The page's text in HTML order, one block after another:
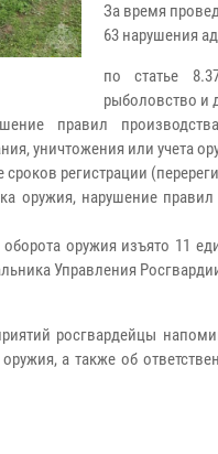
За время
63 нарушения
по статье
рыболовство и
правил
уничтожения или учета
регистрации
оружия, нарушение
оружия изъято 11
Управления
росгвардейцы
а также об